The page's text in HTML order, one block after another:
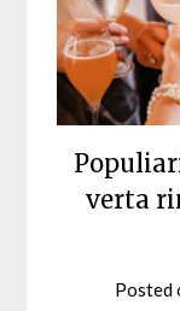
verta
Posted